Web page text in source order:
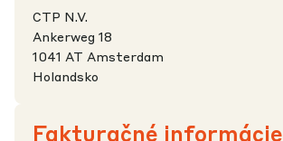
CTP N.V.
Ankerweg 18
1041 AT Amsterdam
Holandsko
Fakturačné informácie